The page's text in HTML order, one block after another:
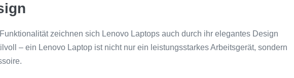
zeichnen sich Lenovo Laptops auch durch ihr elegantes Design
– ein Lenovo Laptop ist nicht nur ein leistungsstarkes Arbeitsgerät, sondern